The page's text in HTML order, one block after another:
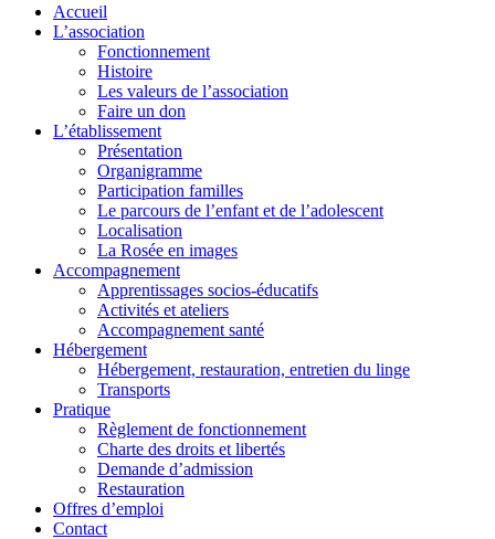
Accueil
L’association
Fonctionnement
Histoire
Les valeurs de l’association
Faire un don
L’établissement
Présentation
Organigramme
Participation familles
Le parcours de l’enfant et de l’adolescent
Localisation
La Rosée en images
Accompagnement
Apprentissages socios-éducatifs
Activités et ateliers
Accompagnement santé
Hébergement
Hébergement, restauration, entretien du linge
Transports
Pratique
Règlement de fonctionnement
Charte des droits et libertés
Demande d’admission
Restauration
Offres d’emploi
Contact